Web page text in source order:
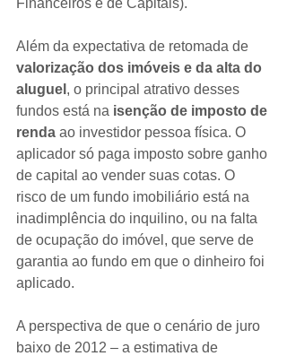
Além da expectativa de retomada de
valorização dos imóveis e da alta do
aluguel , o principal atrativo desses
fundos está na isenção de imposto de
renda ao investidor pessoa física. O
aplicador só paga imposto sobre ganho
de capital ao vender suas cotas. O
risco de um fundo imobiliário está na
inadimplência do inquilino, ou na falta
de ocupação do imóvel, que serve de
garantia ao fundo em que o dinheiro foi
aplicado.
A perspectiva de que o cenário de juro
baixo de 2012 – a estimativa de